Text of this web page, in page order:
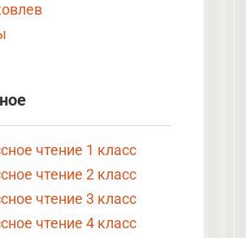
чтение 1 класс
чтение 2 класс
чтение 3 класс
чтение 4 класс